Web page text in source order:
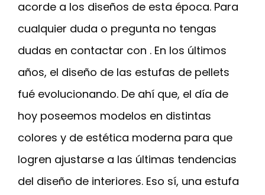
acorde a los diseños de esta época. Para
cualquier duda o pregunta no tengas
dudas en contactar con . En los últimos
años, el diseño de las estufas de pellets
fué evolucionando. De ahí que, el día de
hoy poseemos modelos en distintas
colores y de estética moderna para que
logren ajustarse a las últimas tendencias
del diseño de interiores. Eso sí, una estufa